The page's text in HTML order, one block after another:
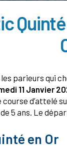
les parieurs qui
11 Janvier
course d’attelé
5 ans. Le
en Or